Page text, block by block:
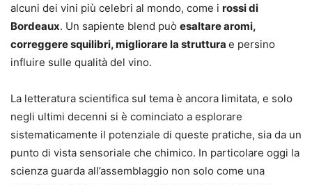
alcuni dei vini più celebri al mondo, come i rossi di
Bordeaux. Un sapiente blend può esaltare aromi,
correggere squilibri, migliorare la struttura e persino
influire sulle qualità del vino.
La letteratura scientifica sul tema è ancora limitata, e solo
negli ultimi decenni si è cominciato a esplorare
sistematicamente il potenziale di queste pratiche, sia da un
punto di vista sensoriale che chimico. In particolare oggi la
scienza guarda all’assemblaggio non solo come una